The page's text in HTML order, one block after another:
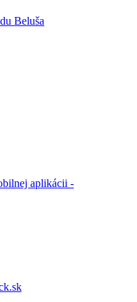
Beluša
aplikácii -